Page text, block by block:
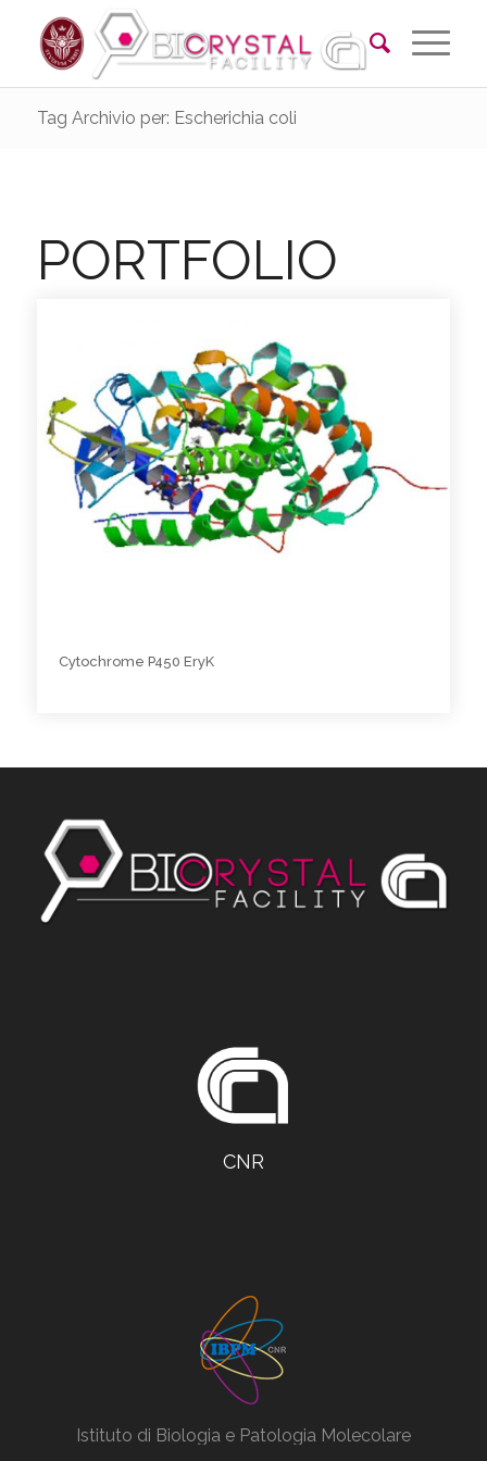
Tag Archivio per: Escherichia coli
PORTFOLIO
Cytochrome P450 EryK
CNR
Istituto di Biologia e Patologia Molecolare